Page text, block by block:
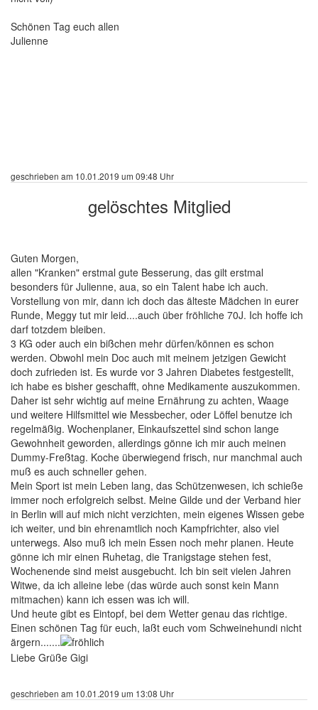
Schönen Tag euch allen
Julienne
geschrieben am 10.01.2019 um 09:48 Uhr
gelöschtes Mitglied
Guten Morgen,
allen "Kranken" erstmal gute Besserung, das gilt erstmal
besonders für Julienne, aua, so ein Talent habe ich auch.
Vorstellung von mir, dann ich doch das älteste Mädchen in eurer
Runde, Meggy tut mir leid....auch über fröhliche 70J. Ich hoffe ich
darf totzdem bleiben.
3 KG oder auch ein bißchen mehr dürfen/können es schon
werden. Obwohl mein Doc auch mit meinem jetzigen Gewicht
doch zufrieden ist. Es wurde vor 3 Jahren Diabetes festgestellt,
ich habe es bisher geschafft, ohne Medikamente auszukommen.
Daher ist sehr wichtig auf meine Ernährung zu achten, Waage
und weitere Hilfsmittel wie Messbecher, oder Löffel benutze ich
regelmäßig. Wochenplaner, Einkaufszettel sind schon lange
Gewohnheit geworden, allerdings gönne ich mir auch meinen
Dummy-Freßtag. Koche überwiegend frisch, nur manchmal auch
muß es auch schneller gehen.
Mein Sport ist mein Leben lang, das Schützenwesen, ich schieße
immer noch erfolgreich selbst. Meine Gilde und der Verband hier
in Berlin will auf mich nicht verzichten, mein eigenes Wissen gebe
ich weiter, und bin ehrenamtlich noch Kampfrichter, also viel
unterwegs. Also muß ich mein Essen noch mehr planen. Heute
gönne ich mir einen Ruhetag, die Tranigstage stehen fest,
Wochenende sind meist ausgebucht. Ich bin seit vielen Jahren
Witwe, da ich alleine lebe (das würde auch sonst kein Mann
mitmachen) kann ich essen was ich will.
Und heute gibt es Eintopf, bei dem Wetter genau das richtige.
Einen schönen Tag für euch, laßt euch vom Schweinehundi nicht
ärgern.......
Liebe Grüße Gigi
geschrieben am 10.01.2019 um 13:08 Uhr